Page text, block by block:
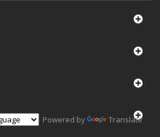
Powered by Translate